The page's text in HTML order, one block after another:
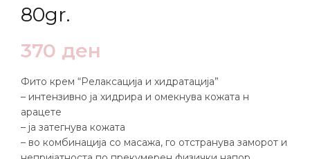
80gr.
370 ден
Фито крем “Релаксација и хидратација”
– интензивно ја хидрира и омекнува кожата н
арацете
– ја затегнува кожата
– во комбинација со масажа, го отстранува заморот и